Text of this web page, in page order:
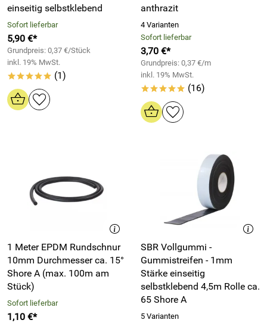
einseitig selbstklebend
Sofort lieferbar
5,90 €*
Grundpreis: 0,37 €/Stück
inkl. 19% MwSt.
***** (1)
anthrazit
4 Varianten
Sofort lieferbar
3,70 €*
Grundpreis: 0,37 €/m
inkl. 19% MwSt.
***** (16)
1 Meter EPDM Rundschnur
10mm Durchmesser ca. 15°
Shore A (max. 100m am
Stück)
Sofort lieferbar
1,10 €*
SBR Vollgummi -
Gummistreifen - 1mm
Stärke einseitig
selbstklebend 4,5m Rolle ca.
65 Shore A
5 Varianten